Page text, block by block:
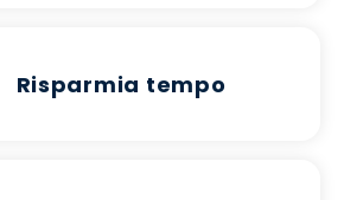
Risparmia tempo